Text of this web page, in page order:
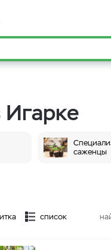
Игарке
саженцы
список